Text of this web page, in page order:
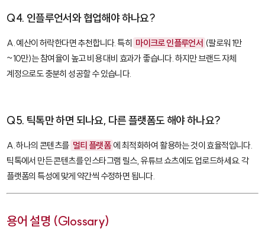
Q4. 인플루언서와 협업해야 하나요?
A. 예산이 허락한다면 추천합니다. 특히 마이크로 인플루언서 (팔로워 1만
~10만)는 참여율이 높고 비용 대비 효과가 좋습니다. 하지만 브랜드 자체
계정으로도 충분히 성공할 수 있습니다.
Q5. 틱톡만 하면 되나요, 다른 플랫폼도 해야 하나요?
A. 하나의 콘텐츠를 멀티 플랫폼 에 최적화하여 활용하는 것이 효율적입니다.
틱톡에서 만든 콘텐츠를 인스타그램 릴스, 유튜브 쇼츠에도 업로드하세요. 각
플랫폼의 특성에 맞게 약간씩 수정하면 됩니다.
용어 설명 (Glossary)